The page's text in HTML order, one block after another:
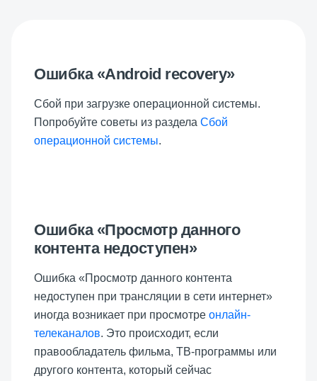
Ошибка «Android recovery»
Сбой при загрузке операционной системы.
Попробуйте советы из раздела Сбой
операционной системы.
Ошибка «Просмотр данного
контента недоступен»
Ошибка «Просмотр данного контента
недоступен при трансляции в сети интернет»
иногда возникает при просмотре онлайн-
телеканалов. Это происходит, если
правообладатель фильма, ТВ-программы или
другого контента, который сейчас